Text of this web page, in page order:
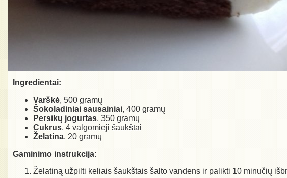
Ingredientai:
Varškė, 500 gramų
Šokoladiniai sausainiai, 400 gramų
Persikų jogurtas, 350 gramų
Cukrus, 4 valgomieji šaukštai
Želatina, 20 gramų
Gaminimo instrukcija:
Želatiną užpilti keliais šaukštais šalto vandens ir palikti 10 minučių